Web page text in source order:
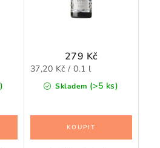
Skladem (>5 ks)
279 Kč
Měrná
cena:
37,20 Kč / 0.1 l